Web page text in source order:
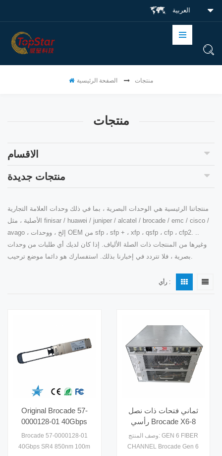
العربية
الصفحة الرئيسية منتجات
منتجات
الاقسام
منتجات جديدة
منتجاتنا الرئيسية هي الوحدات البصرية ، بما في ذلك وحدات العلامة التجارية
الأصلية ، مثل finisar / huawei / juniper / alcatel / brocade / emc / cisco /
avago ، إلخ ، ووحدات OEM من sfp ، sfp + ، xfp ، qsfp ، cfp ، cfp2. ..
وغيرها من المنتجات ذات الصلة الألياف. إذا كان لديك أي طلبات من وحدات
بصرية ، فلا تتردد في إخبارنا بذلك. استفسارك هو دائما موضع ترحيب.
رأي :
Original Brocade 57-
0000128-01 40Gbps
SR4 850nm 100m
الوحدات البصرية
Brocade 57-0000128-01
40Gbps SR4 850nm 100m
ثماني فتحات ذات نصل
رأسي Brocade X6-8
مخرج Gen6 قناة ليفية
16U رخصة بروكيد POD
وصف المنتج: GEN 6 FIBER
CHANNEL Brocade Gen 6